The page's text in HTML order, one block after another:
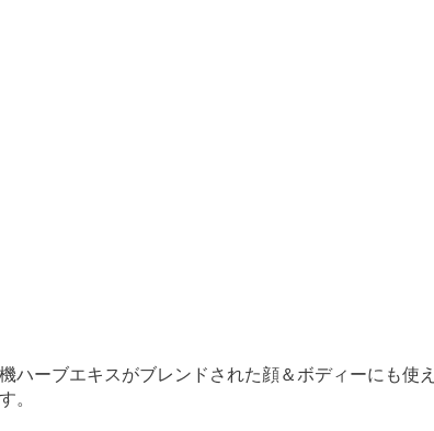
ハーブエキスがブレンドされた顔＆ボディーにも
。